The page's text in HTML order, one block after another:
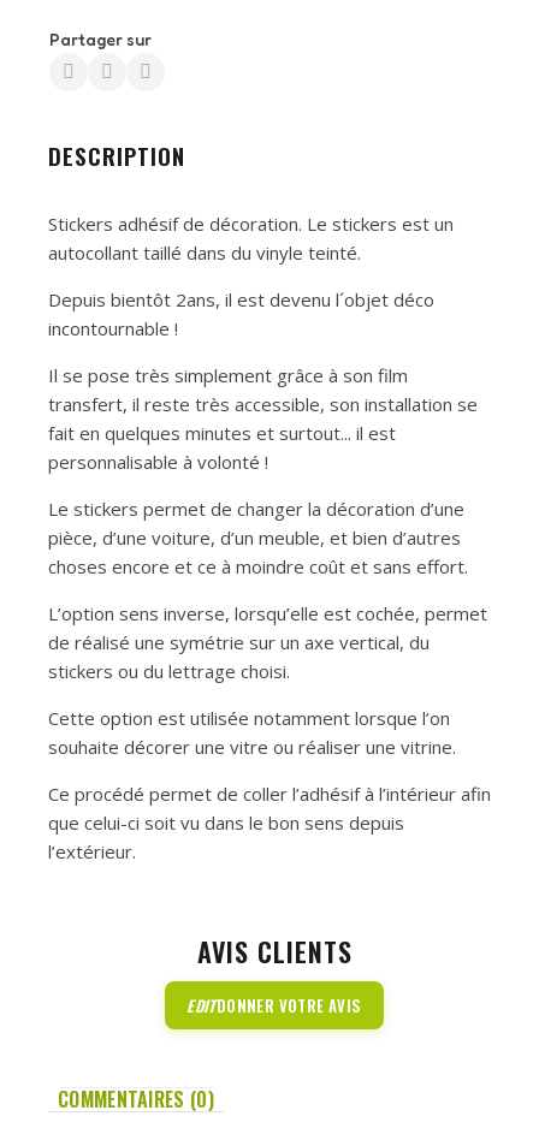
Partager sur
DESCRIPTION
Stickers adhésif de décoration. Le stickers est un
autocollant taillé dans du vinyle teinté.
Depuis bientôt 2ans, il est devenu l´objet déco
incontournable !
Il se pose très simplement grâce à son film
transfert, il reste très accessible, son installation se
fait en quelques minutes et surtout... il est
personnalisable à volonté !
Le stickers permet de changer la décoration d’une
pièce, d’une voiture, d’un meuble, et bien d’autres
choses encore et ce à moindre coût et sans effort.
L’option sens inverse, lorsqu’elle est cochée, permet
de réalisé une symétrie sur un axe vertical, du
stickers ou du lettrage choisi.
Cette option est utilisée notamment lorsque l’on
souhaite décorer une vitre ou réaliser une vitrine.
Ce procédé permet de coller l’adhésif à l’intérieur afin
que celui-ci soit vu dans le bon sens depuis
l’extérieur.
AVIS CLIENTS
EDITDONNER VOTRE AVIS
COMMENTAIRES (0)